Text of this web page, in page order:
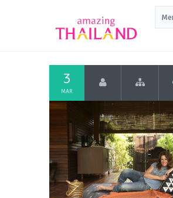
3
MAR